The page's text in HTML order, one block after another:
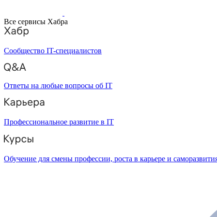
Все сервисы Хабра
Сообщество IT-специалистов
Ответы на любые вопросы об IT
Профессиональное развитие в IT
Обучение для смены профессии, роста в карьере и